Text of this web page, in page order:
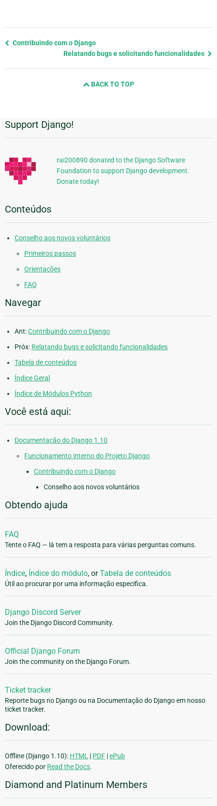
Previous
Contribuindo com o Django
Relatando bugs e solicitando funcionalidades
BACK TO TOP
Informações
Adicionais
Support Django!
rai200890 donated to the Django Software
Foundation to support Django development.
Donate today!
Conteúdos
Conselho aos novos voluntários
Primeiros passos
Orientações
FAQ
Navegar
Ant:Contribuindo com o Django
Próx: Relatando bugs e solicitando funcionalidades
Tabela de conteúdos
Índice Geral
Índice de Módulos Python
Você está aqui:
Documentação do Django 1.10
Funcionamento interno do Projeto Django
Contribuindo com o Django
Conselho aos novos voluntários
Obtendo ajuda
FAQ
Tente o FAQ — lá tem a resposta para várias perguntas comuns.
Índice, Índice do módulo, orTabela de conteúdos
Útil ao procurar por uma informação especifica.
Django Discord Server
Join the Django Discord Community.
Official Django Forum
Join the community on the Django Forum.
Ticket tracker
Reporte bugs no Django ou na Documentação do Django em nosso
ticket tracker.
Download:
Offline (Django 1.10): HTML | PDF |ePub
Oferecido por Read the Docs.
Diamond and Platinum Members